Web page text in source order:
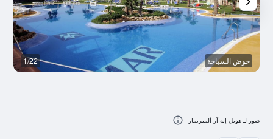
حوض السباحة 1/22
صور لـ هوتل إيه آر ألميريمار